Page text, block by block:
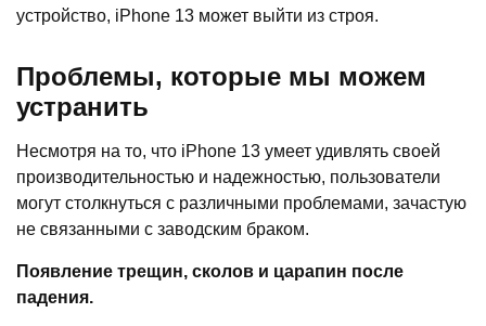
устройство, iPhone 13 может выйти из строя.
Проблемы, которые мы можем
устранить
Несмотря на то, что iPhone 13 умеет удивлять своей
производительностью и надежностью, пользователи
могут столкнуться с различными проблемами, зачастую
не связанными с заводским браком.
Появление трещин, сколов и царапин после
падения.